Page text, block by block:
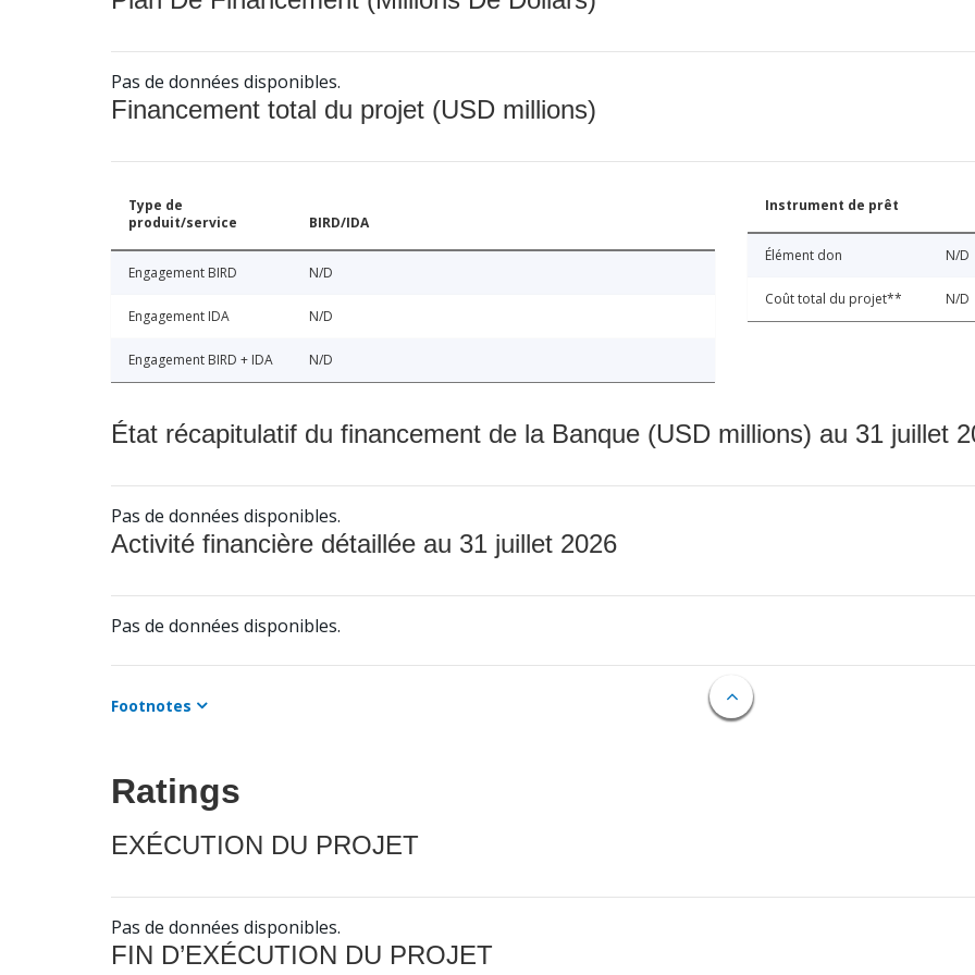
Pas de données disponibles.
Financement total du projet (USD millions)
Type de
produit/service
BIRD/IDA
Engagement BIRD N/D
Engagement IDA N/D
Engagement BIRD + IDA N/D
Instrument de prêt
Élément don N/D
Coût total du projet** N/D
État récapitulatif du financement de la Banque (USD millions) au 31 juillet
Pas de données disponibles.
Activité financière détaillée au 31 juillet 2026
Pas de données disponibles.
Footnotes
Ratings
EXÉCUTION DU PROJET
Pas de données disponibles.
FIN D’EXÉCUTION DU PROJET